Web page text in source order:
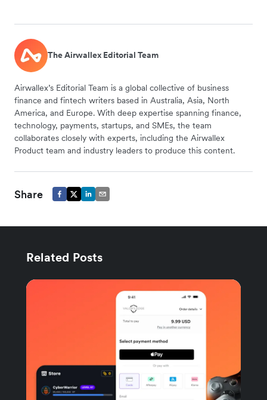
The Airwallex Editorial Team
Airwallex’s Editorial Team is a global collective of business
finance and fintech writers based in Australia, Asia, North
America, and Europe. With deep expertise spanning finance,
technology, payments, startups, and SMEs, the team
collaborates closely with experts, including the Airwallex
Product team and industry leaders to produce this content.
Share
Related Posts